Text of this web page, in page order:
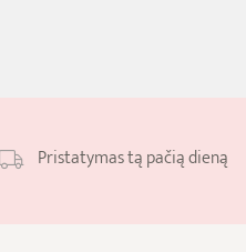
Pristatymas tą pačią dieną